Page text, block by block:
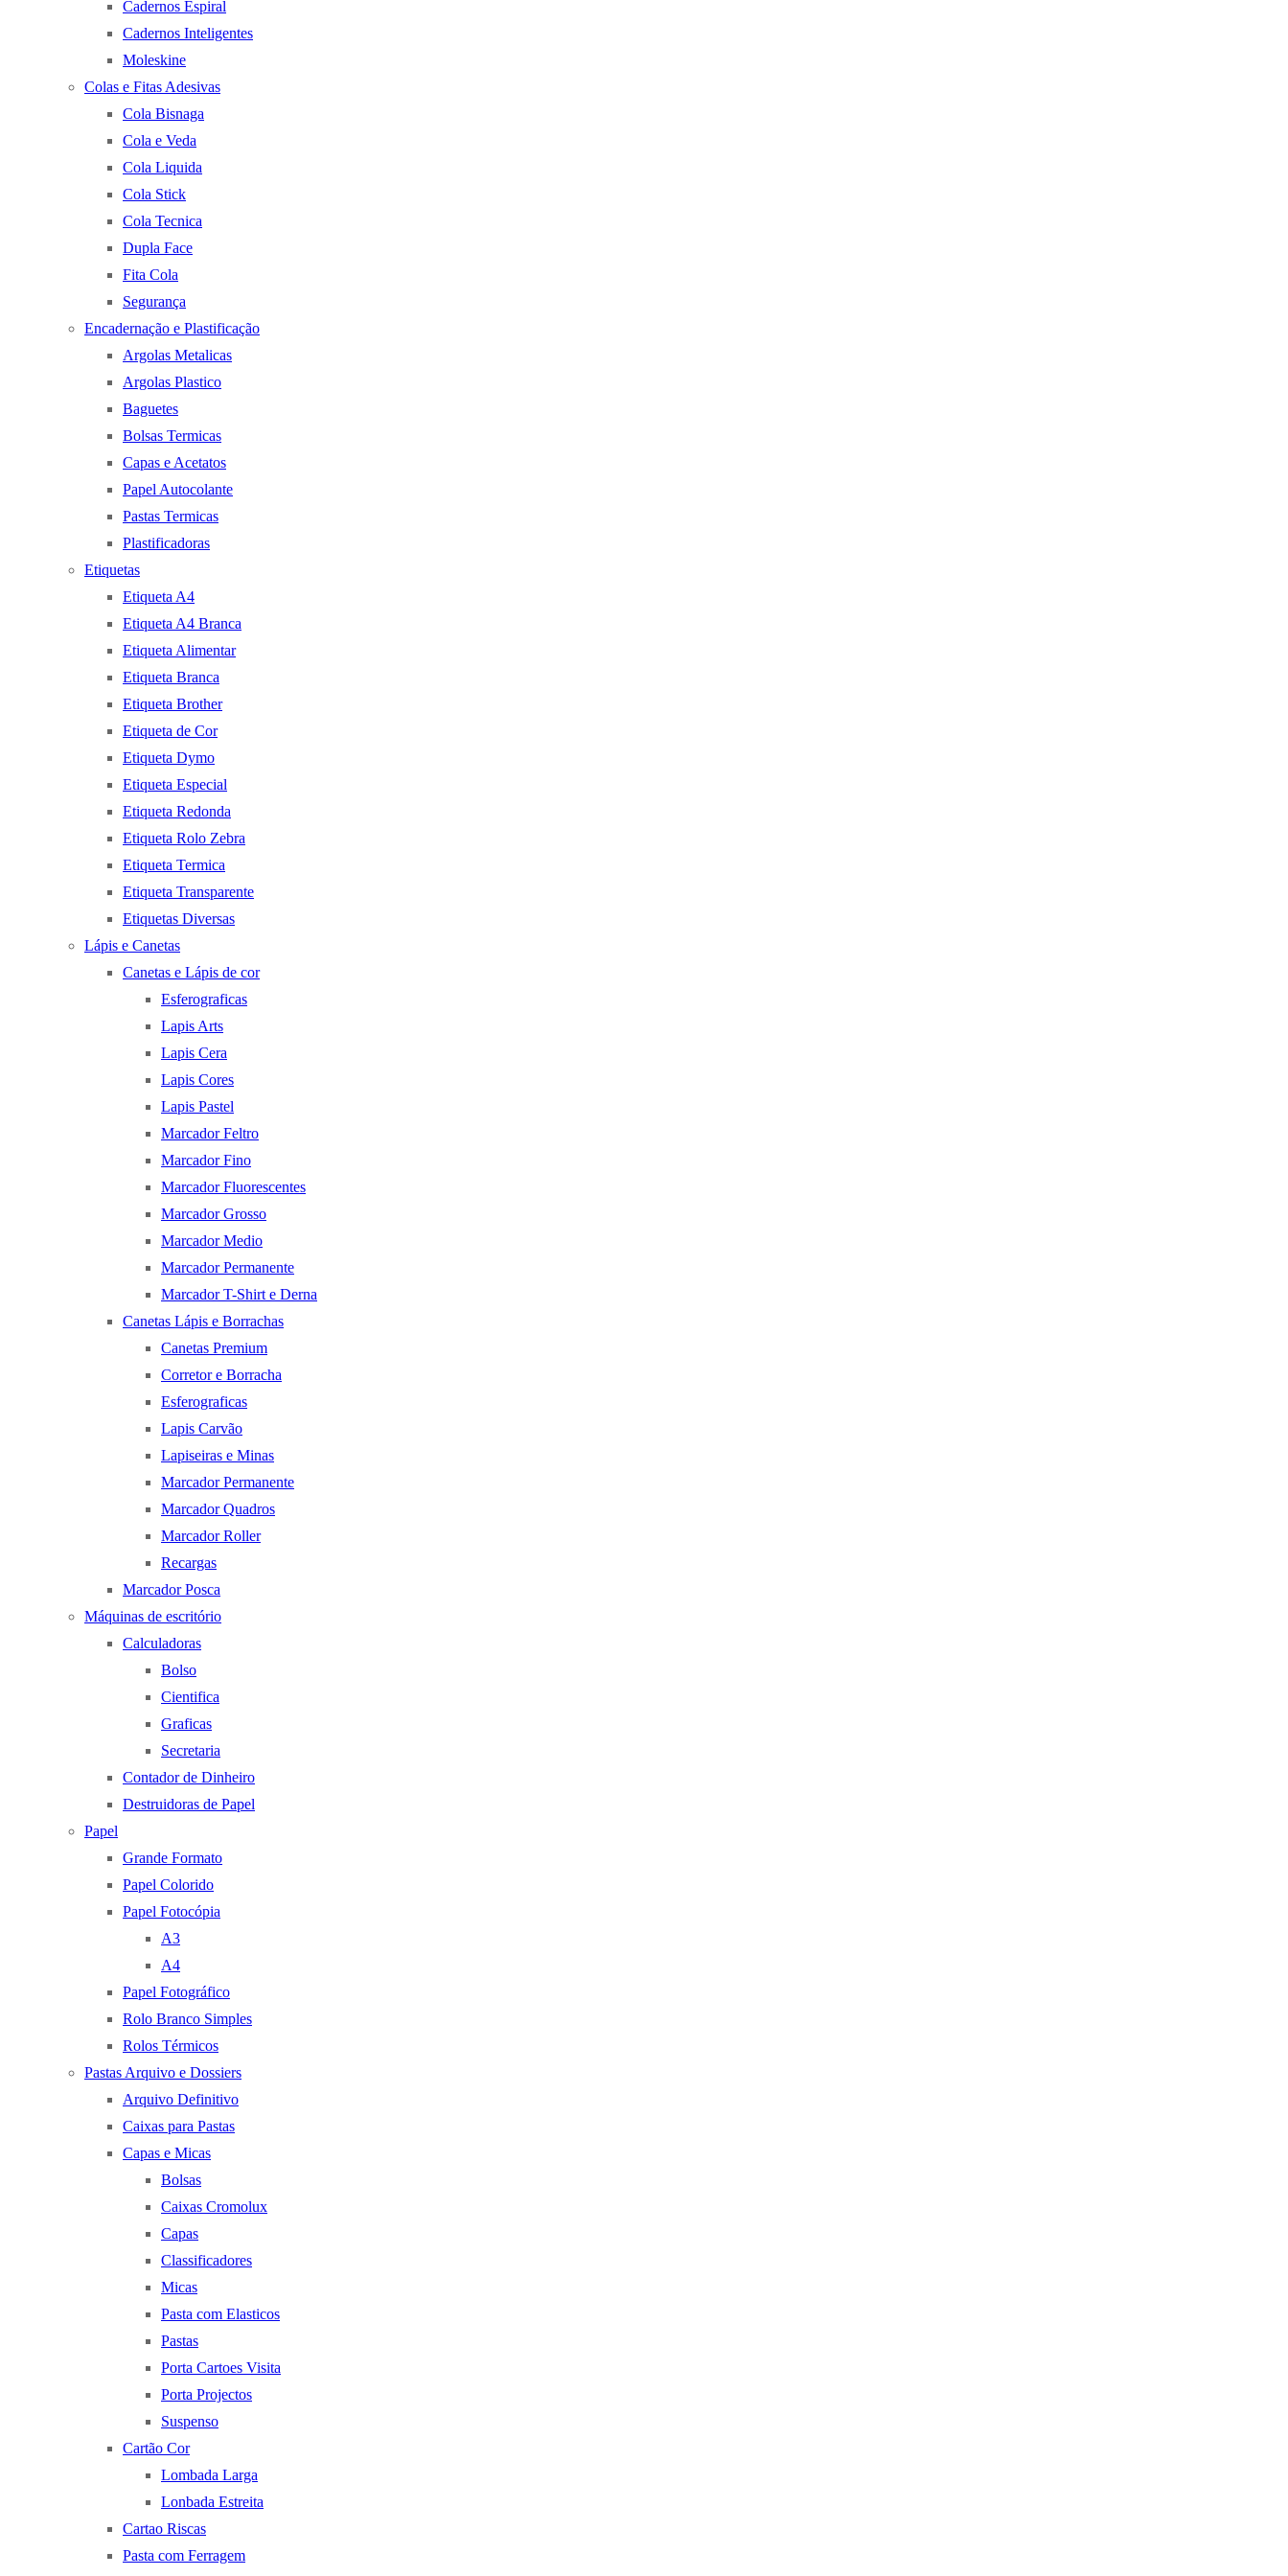
Cadernos Espiral
Cadernos Inteligentes
Moleskine
Colas e Fitas Adesivas
Cola Bisnaga
Cola e Veda
Cola Liquida
Cola Stick
Cola Tecnica
Dupla Face
Fita Cola
Segurança
Encadernação e Plastificação
Argolas Metalicas
Argolas Plastico
Baguetes
Bolsas Termicas
Capas e Acetatos
Papel Autocolante
Pastas Termicas
Plastificadoras
Etiquetas
Etiqueta A4
Etiqueta A4 Branca
Etiqueta Alimentar
Etiqueta Branca
Etiqueta Brother
Etiqueta de Cor
Etiqueta Dymo
Etiqueta Especial
Etiqueta Redonda
Etiqueta Rolo Zebra
Etiqueta Termica
Etiqueta Transparente
Etiquetas Diversas
Lápis e Canetas
Canetas e Lápis de cor
Esferograficas
Lapis Arts
Lapis Cera
Lapis Cores
Lapis Pastel
Marcador Feltro
Marcador Fino
Marcador Fluorescentes
Marcador Grosso
Marcador Medio
Marcador Permanente
Marcador T-Shirt e Derna
Canetas Lápis e Borrachas
Canetas Premium
Corretor e Borracha
Esferograficas
Lapis Carvão
Lapiseiras e Minas
Marcador Permanente
Marcador Quadros
Marcador Roller
Recargas
Marcador Posca
Máquinas de escritório
Calculadoras
Bolso
Cientifica
Graficas
Secretaria
Contador de Dinheiro
Destruidoras de Papel
Papel
Grande Formato
Papel Colorido
Papel Fotocópia
A3
A4
Papel Fotográfico
Rolo Branco Simples
Rolos Térmicos
Pastas Arquivo e Dossiers
Arquivo Definitivo
Caixas para Pastas
Capas e Micas
Bolsas
Caixas Cromolux
Capas
Classificadores
Micas
Pasta com Elasticos
Pastas
Porta Cartoes Visita
Porta Projectos
Suspenso
Cartão Cor
Lombada Larga
Lonbada Estreita
Cartao Riscas
Pasta com Ferragem